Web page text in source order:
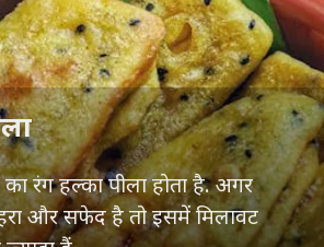
रंग हल्का पीला होता है. अगर
और सफेद है तो इसमें मिलावट